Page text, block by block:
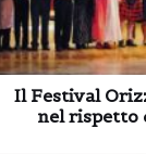
Il Festival
nel rispetto